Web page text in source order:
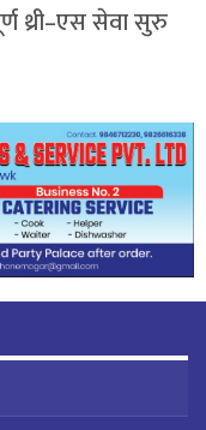
थ्री–एस सेवा सुरु